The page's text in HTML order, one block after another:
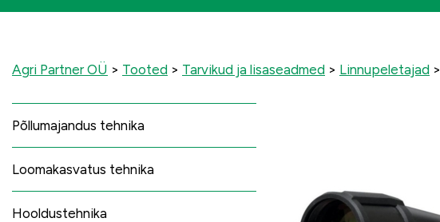
Agri Partner OÜ > Tooted > Tarvikud ja lisaseadmed > Linnupeletajad >
Põllumajandus tehnika
Loomakasvatus tehnika
Hooldustehnika